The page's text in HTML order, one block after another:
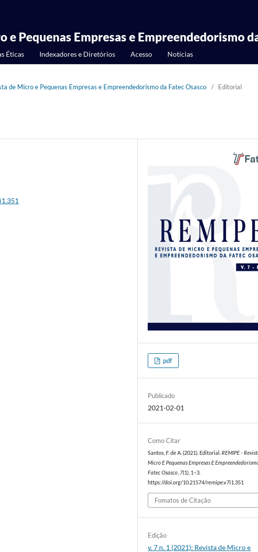
e Pequenas Empresas e Empreendedorismo
Éticas Indexadores e Diretórios Acesso Notícias
de Micro e Pequenas Empresas e Empreendedorismo da Fatec Osasco / Editorial
pdf
Publicado
2021-02-01
Como Citar
Santos, F. de A. (2021). Editorial.REMIPE -
Micro E Pequenas Empresas E
Fatec Osasco 7(1), 1–3.
https://doi.org/10.21574/remipe.v7i1.351
Fomatos de Citação
Edição
v. 7 n. 1 (2021): Revista de Micro e